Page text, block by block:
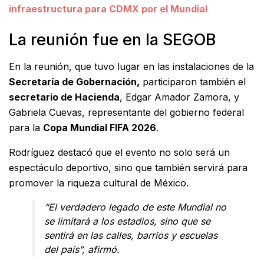
infraestructura para CDMX por el Mundial
La reunión fue en la SEGOB
En la reunión, que tuvo lugar en las instalaciones de la
Secretaría de Gobernación, participaron también el
secretario de Hacienda, Edgar Amador Zamora, y
Gabriela Cuevas, representante del gobierno federal
para la Copa Mundial FIFA 2026.
Rodríguez destacó que el evento no solo será un
espectáculo deportivo, sino que también servirá para
promover la riqueza cultural de México.
“El verdadero legado de este Mundial no
se limitará a los estadios, sino que se
sentirá en las calles, barrios y escuelas
del país”, afirmó.